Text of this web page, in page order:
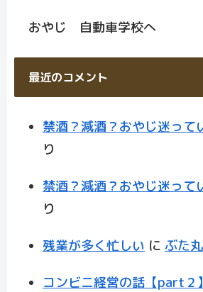
おやじ 自動車学校へ
最近のコメント
禁酒？減酒？おやじ迷って
り
禁酒？減酒？おやじ迷って
り
残業が多く忙しい に ぶた丸
コンビニ経営の話【part２